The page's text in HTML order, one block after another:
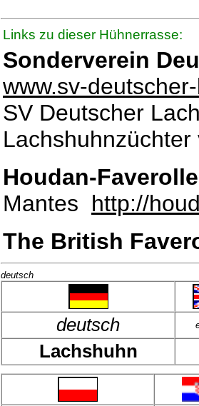
Links zu dieser Hühnerrasse:
Sonderverein
www.sv-
SV Deutscher
Lachshuhnzüchter
Houdan-
Mantes http://
The British
deutsch
deutsch
Lachshuhn